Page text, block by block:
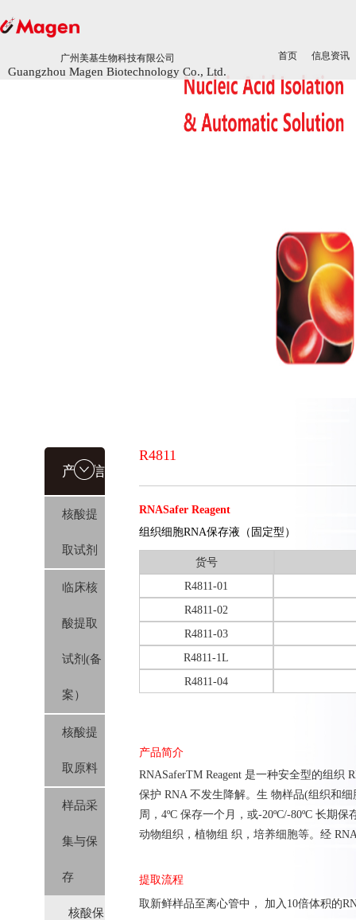
广州美基生物科技有限公司
Guangzhou Magen Biotechnology Co., Ltd.
首页 信息资讯
广州美基生物科技有限公司
Guangzhou Magen Biotechnology Co., Ltd.
首页 信息资讯
产品信
息
核酸提
取试剂
临床核
酸提取
试剂(备
案）
核酸提
取原料
样品采
集与保
存
核酸保
R4811
RNASafer Reagent
组织细胞RNA保存液（固定型）
货号
R4811-01
R4811-02
R4811-03
R4811-1L
R4811-04
产品简介
RNASaferTM Reagent 是一种安全型的组
保护 RNA 不发生降解。生 物样品(组织和
周，4ºC 保存一个月，或-20ºC/-80ºC 长期
动物组织，植物组 织，培养细胞等。经
提取流程
取新鲜样品至离心管中， 加入10倍体积的